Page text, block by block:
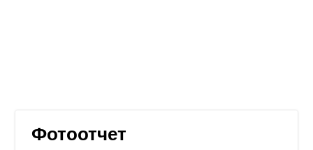
Фотоотчет